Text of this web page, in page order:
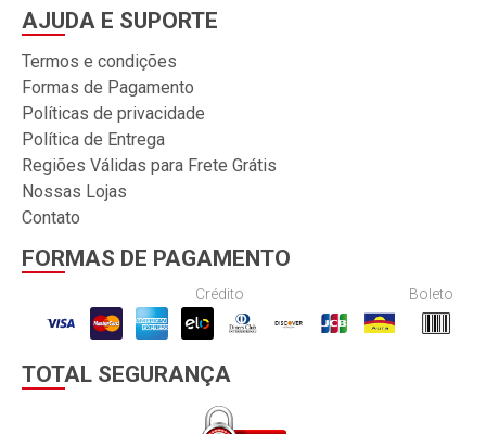
AJUDA E SUPORTE
Termos e condições
Formas de Pagamento
Políticas de privacidade
Política de Entrega
Regiões Válidas para Frete Grátis
Nossas Lojas
Contato
FORMAS DE PAGAMENTO
Crédito Boleto
TOTAL SEGURANÇA